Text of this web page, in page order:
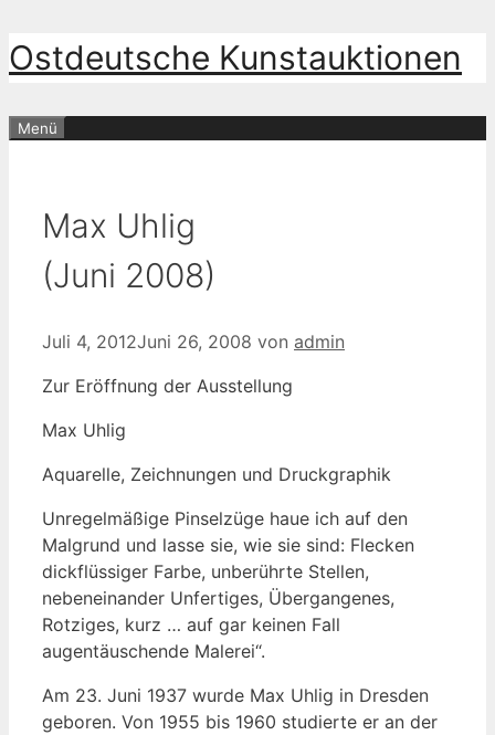
Zum
Inhalt
Ostdeutsche Kunstauktionen
Menü
Max Uhlig
(Juni 2008)
Juli 4, 2012Juni 26, 2008 von admin
Zur Eröffnung der Ausstellung
Max Uhlig
Aquarelle, Zeichnungen und Druckgraphik
Unregelmäßige Pinselzüge haue ich auf den
Malgrund und lasse sie, wie sie sind: Flecken
dickflüssiger Farbe, unberührte Stellen,
nebeneinander Unfertiges, Übergangenes,
Rotziges, kurz … auf gar keinen Fall
augentäuschende Malerei“.
Am 23. Juni 1937 wurde Max Uhlig in Dresden
geboren. Von 1955 bis 1960 studierte er an der